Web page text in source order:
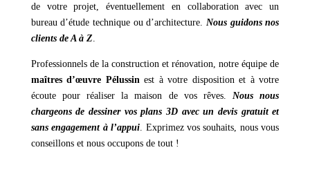
de votre projet, éventuellement en collaboration avec un
bureau d’étude technique ou d’architecture. Nous guidons nos
clients de A à Z.
Professionnels de la construction et rénovation, notre équipe de
maîtres d’œuvre Pélussin est à votre disposition et à votre
écoute pour réaliser la maison de vos rêves. Nous nous
chargeons de dessiner vos plans 3D avec un devis gratuit et
sans engagement à l’appui . Exprimez vos souhaits, nous vous
conseillons et nous occupons de tout !